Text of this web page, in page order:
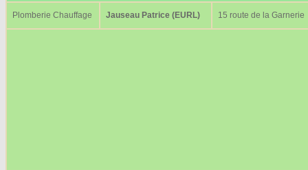
Plomberie Chauffage Jauseau Patrice (EURL) 15 route de la Garnerie